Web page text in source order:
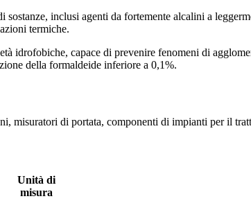
sostanze, inclusi agenti da fortemente alcalini a
termiche.
idrofobiche, capace di prevenire fenomeni di
della formaldeide inferiore a 0,1%.
misuratori di portata, componenti di impianti per il
Unità di
misura